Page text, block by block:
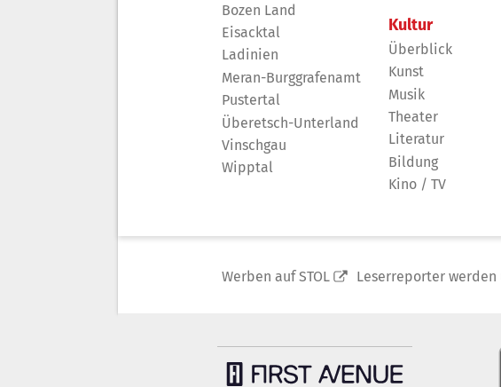
Bozen Land
Eisacktal
Ladinien
Meran-Burggrafenamt
Pustertal
Überetsch-Unterland
Vinschgau
Wipptal
Kultur
Überblick
Kunst
Musik
Theater
Literatur
Bildung
Kino / TV
Werben auf STOL Leserreporter werden